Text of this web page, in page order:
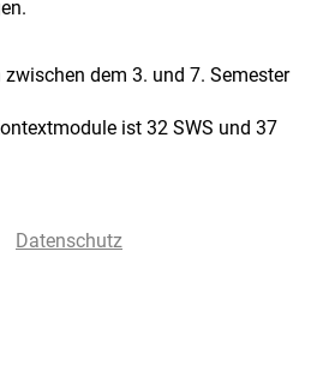
dem 3. und 7. Semester
ist 32 SWS und 37
Datenschutz